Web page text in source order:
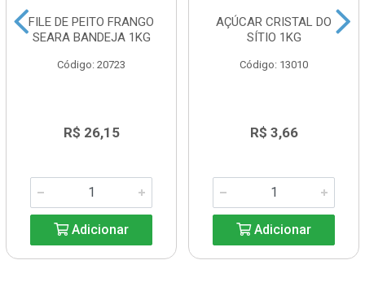
FILE DE PEITO FRANGO
SEARA BANDEJA 1KG
Código: 20723
R$ 26,15
Adicionar
AÇÚCAR CRISTAL DO
SÍTIO 1KG
Código: 13010
R$ 3,66
Adicionar